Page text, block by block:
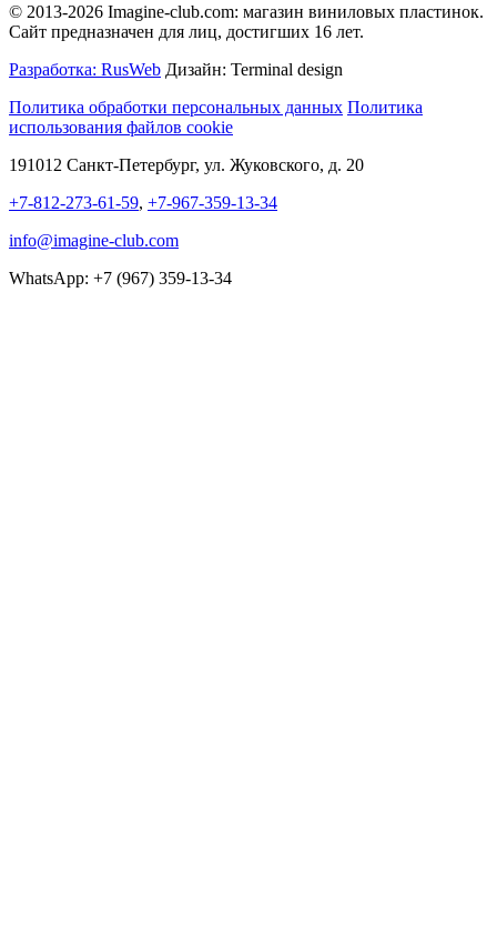
© 2013-2026 Imagine-club.com: магазин виниловых пластинок.
Сайт предназначен для лиц, достигших 16 лет.
Разработка: RusWeb Дизайн: Terminal design
Политика обработки персональных данных Политика
использования файлов cookie
191012 Санкт-Петербург, ул. Жуковского, д. 20
+7-812-273-61-59, +7-967-359-13-34
info@imagine-club.com
WhatsApp: +7 (967) 359-13-34